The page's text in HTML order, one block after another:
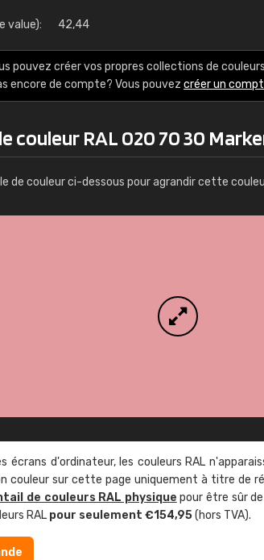
value): 42,44
pouvez créer vos propres collections de
encore de compte? Vous pouvez créer un
couleur RAL 020 70 30
de couleur ci-dessous pour agrandir cette
écrans d'ordinateur, les couleurs RAL
couleur sur cette page uniquement à titre de
de couleurs RAL physique pour être sûr
RAL pour seulement €154,95(hors TVA).